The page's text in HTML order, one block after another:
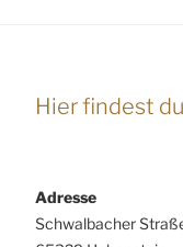
Hier findest
Adresse
Schwalbacher